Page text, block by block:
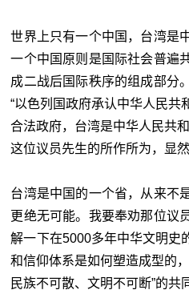
世界上只有一个中国，台湾是
一个中国原则是国际社会普遍
成二战后国际秩序的组成部分
“以色列国政府承认中华人民共
合法政府，台湾是中华人民共
这位议员先生的所作所为，显
台湾是中国的一个省，从来不
更绝无可能。我要奉劝那位议
解一下在5000多年中华文明史
和信仰体系是如何塑造成型的
民族不可散、文明不可断”的